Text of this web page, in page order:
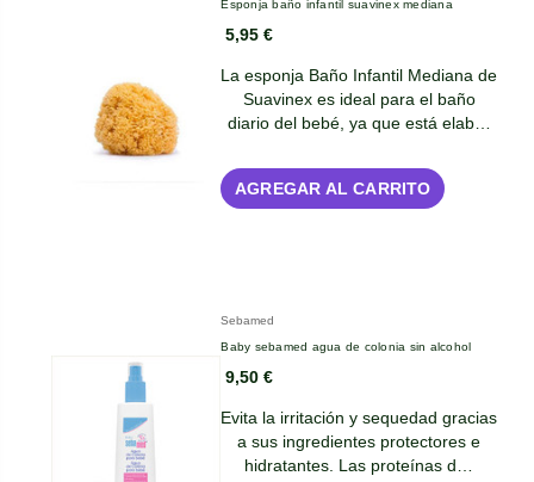
Esponja baño infantil suavinex mediana
5,95 €
La esponja Baño Infantil Mediana de
Suavinex es ideal para el baño
diario del bebé, ya que está elab…
AGREGAR AL CARRITO
Sebamed
Baby sebamed agua de colonia sin alcohol
9,50 €
Evita la irritación y sequedad gracias
a sus ingredientes protectores e
hidratantes. Las proteínas d…